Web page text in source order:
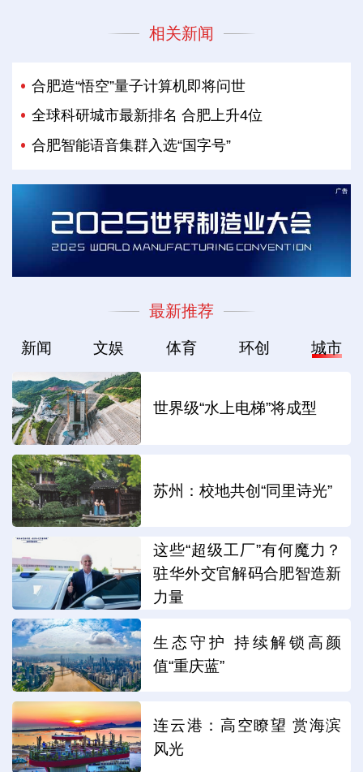
相关新闻
合肥造“悟空”量子计算机即将问世
全球科研城市最新排名 合肥上升4位
合肥智能语音集群入选“国字号”
最新推荐
新闻 文娱 体育 环创 城市
世界级“水上电梯”将成型
苏州：校地共创“同里诗光”
这些“超级工厂”有何魔力？
驻华外交官解码合肥智造新
力量
生态守护 持续解锁高颜
值“重庆蓝”
连云港：高空瞭望 赏海滨
风光